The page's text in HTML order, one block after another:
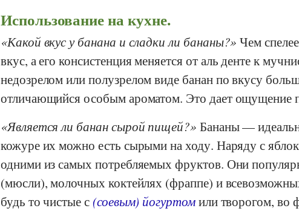
Использование на кухне.
Какой вкус у банана и сладки ли бананы? Чем
вкус, а его консистенция меняется от аль денте к
недозрелом или полузрелом виде банан по вкусу
отличающийся особым ароматом. Это дает ощущение
Является ли банан сырой пищей? Бананы —
кожуре их можно есть сырыми на ходу. Наряду с
одними из самых потребляемых фруктов. Они
(мюсли), молочных коктейлях (фраппе) и
будь то чистые с(соевым) йогуртомили творогом, во